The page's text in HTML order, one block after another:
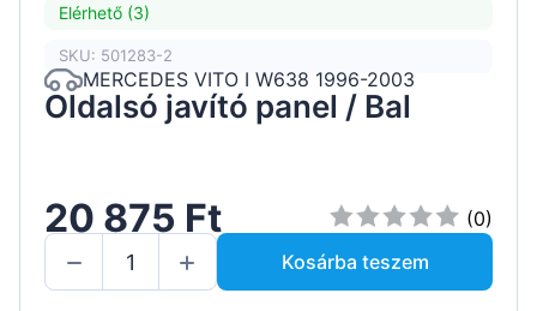
Elérhető (3)
SKU: 501283-2
MERCEDES VITO I W638 1996-2003
Oldalsó javító panel / Bal
20 875 Ft
(0)
Kosárba teszem